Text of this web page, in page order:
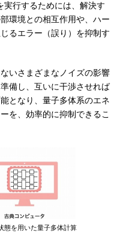
実行するためには、解決す
環境との相互作用や、ハー
るエラー（誤り）を抑制す
いさまざまなノイズの影響
備し、互いに干渉させれば
となり、量子多体系のエネ
を、効率的に抑制できるこ
態を用いた量子多体計算